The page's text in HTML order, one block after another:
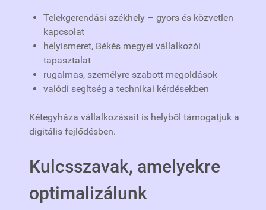
Telekgerendási székhely – gyors és közvetlen
kapcsolat
helyismeret, Békés megyei vállalkozói
tapasztalat
rugalmas, személyre szabott megoldások
valódi segítség a technikai kérdésekben
Kétegyháza vállalkozásait is helyből támogatjuk a
digitális fejlődésben.
Kulcsszavak, amelyekre
optimalizálunk